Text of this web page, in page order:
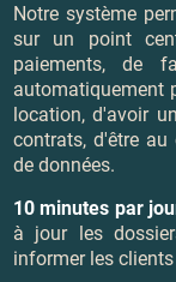
Notre système
sur un point
paiements, de
automatiquement
location, d'avoir
contrats, d'être
de données.
10 minutes par
à jour les
informer les